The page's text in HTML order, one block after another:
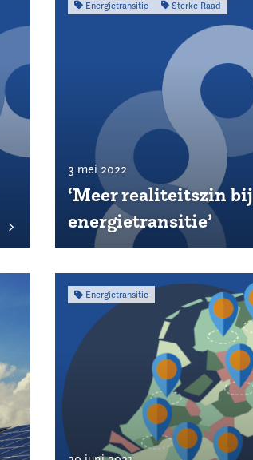
Energietransitie Sterke Raad
3 mei 2022
‘Meer realiteitszin bij
energietransitie’
Energietransitie